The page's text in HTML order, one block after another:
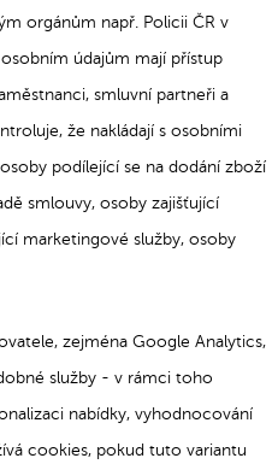
orgánům např. Policii ČR v
údajům mají přístup
smluvní partneři a
že nakládají s osobními
podílející se na dodání zboží
smlouvy, osoby zajišťující
marketingové služby, osoby
zejména Google Analytics,
služby - v rámci toho
nabídky, vyhodnocování
cookies, pokud tuto variantu